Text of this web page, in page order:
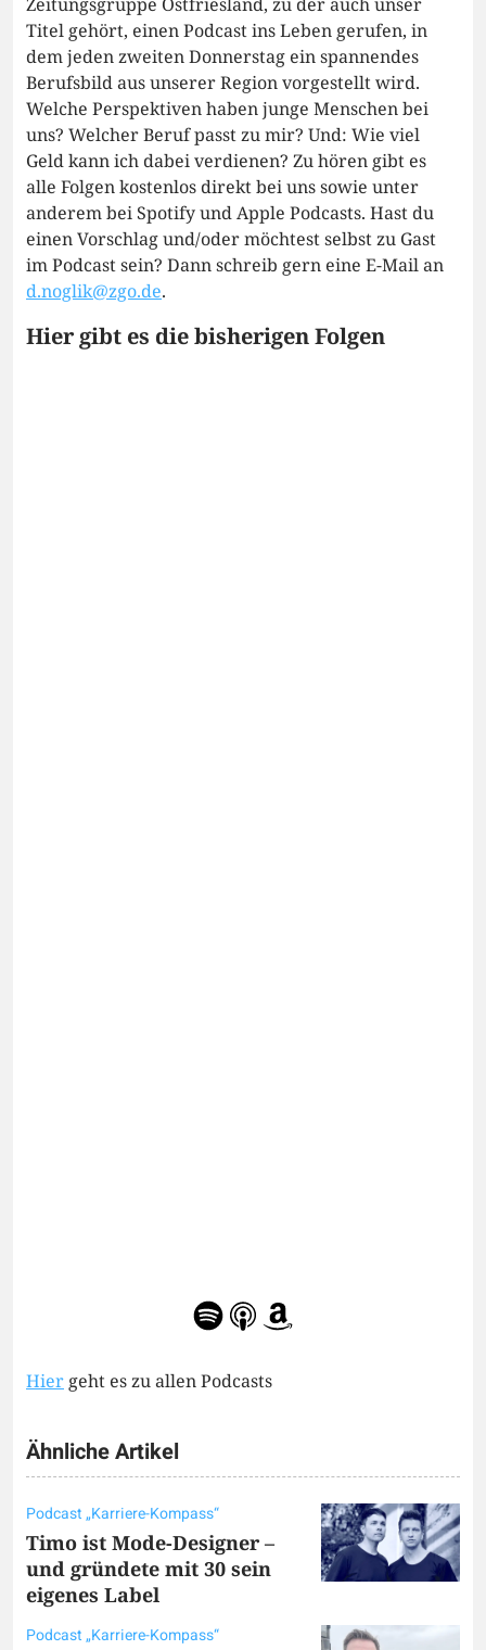
Titel gehört, einen Podcast ins Leben gerufen, in
dem jeden zweiten Donnerstag ein spannendes
Berufsbild aus unserer Region vorgestellt wird.
Welche Perspektiven haben junge Menschen bei
uns? Welcher Beruf passt zu mir? Und: Wie viel
Geld kann ich dabei verdienen? Zu hören gibt es
alle Folgen kostenlos direkt bei uns sowie unter
anderem bei Spotify und Apple Podcasts. Hast du
einen Vorschlag und/oder möchtest selbst zu Gast
im Podcast sein? Dann schreib gern eine E-Mail an
d.noglik@zgo.de.
Hier gibt es die bisherigen Folgen
Hier geht es zu allen Podcasts
Ähnliche Artikel
Podcast „Karriere-Kompass“
Timo ist Mode-Designer –
und gründete mit 30 sein
eigenes Label
Podcast „Karriere-Kompass“